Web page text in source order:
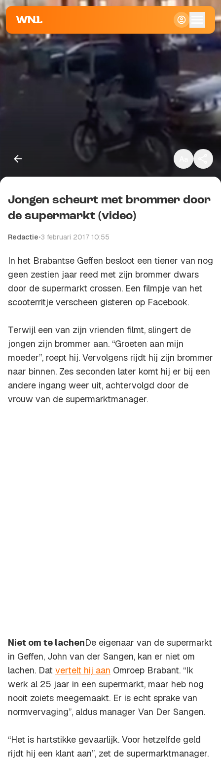
Klein
Standaard
Groot
Kopieer link
Jongen scheurt met brommer door
de supermarkt (video)
Redactie•3 februari 2017 10:55
In het Brabantse Geffen besloot een tiener van nog
geen zestien jaar reed met zijn brommer dwars
door de supermarkt crossen. Een filmpje van het
scooterritje verscheen gisteren op Facebook.
Terwijl een van zijn vrienden filmt, slingert de
jongen zijn brommer aan. “Groeten aan mijn
moeder”, roept hij. Vervolgens rijdt hij zijn brommer
naar binnen. Zes seconden later komt hij er bij een
andere ingang weer uit, achtervolgd door de
vrouw van de supermarktmanager.
Niet om te lachenDe eigenaar van de supermarkt
in Geffen, John van der Sangen, kan er niet om
lachen. Dat vertelt hij aan Omroep Brabant. “Ik
werk al 25 jaar in een supermarkt, maar heb nog
nooit zoiets meegemaakt. Er is echt sprake van
normvervaging”, aldus manager Van Der Sangen.
“Het is hartstikke gevaarlijk. Voor hetzelfde geld
rijdt hij een klant aan”, zet de supermarktmanager.